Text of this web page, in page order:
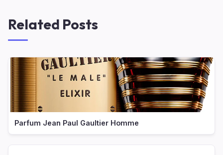
Related Posts
Parfum Jean Paul Gaultier Homme